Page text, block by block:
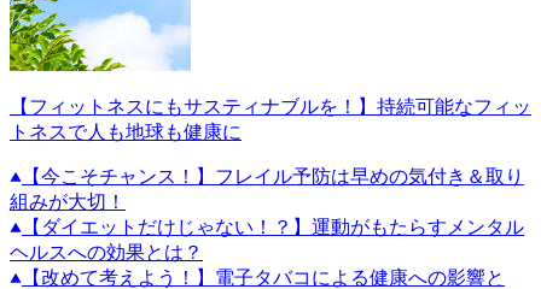
【フィットネスにもサスティナブルを！】持続可能なフィッ
トネスで人も地球も健康に
【今こそチャンス！】フレイル予防は早めの気付き＆取り
組みが大切！
【ダイエットだけじゃない！？】運動がもたらすメンタル
ヘルスへの効果とは？
【改めて考えよう！】電子タバコによる健康への影響と